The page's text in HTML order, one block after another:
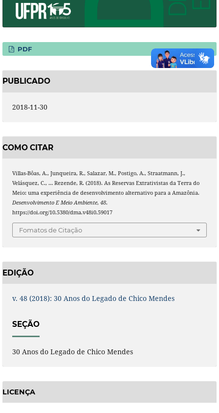
PDF
PUBLICADO
2018-11-30
COMO CITAR
Villas-Bôas, A., Junqueira, R., Salazar, M., Postigo, A., Straatmann, J.,
Velásquez, C., … Rezende, R. (2018). As Reservas Extrativistas da Terra do
Meio: uma experiência de desenvolvimento alternativo para a Amazônia.
Desenvolvimento E Meio Ambiente, 48.
https://doi.org/10.5380/dma.v48i0.59017
Fomatos de Citação
EDIÇÃO
v. 48 (2018): 30 Anos do Legado de Chico Mendes
SEÇÃO
30 Anos do Legado de Chico Mendes
LICENÇA